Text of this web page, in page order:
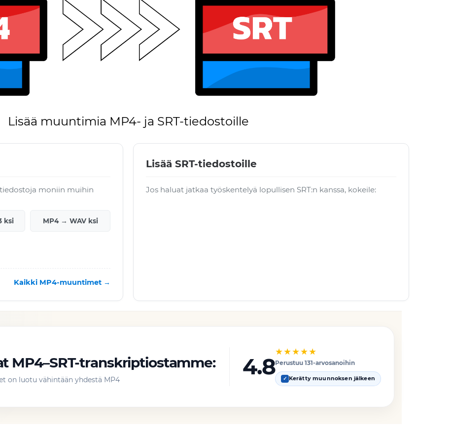
Lisää muuntimia MP4- ja SRT-tiedostoille
moniin muihin
ksi MP4 → WAV ksi
Kaikki MP4-muuntimet →
Lisää SRT-tiedostoille
Jos haluat jatkaa työskentelyä lopullisen SRT:n kanssa, kokeile:
MP4–SRT-transkriptiostamme:
on luotu vähintään yhdestä MP4
4.8
★★★★★
Perustuu 131-arvosanoihin
✓ Kerätty muunnoksen jälkeen